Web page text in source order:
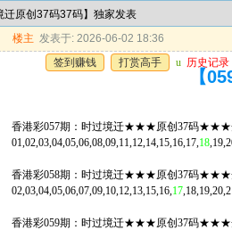
迁原创37码37码】独家发表
楼主 发表于: 2026-06-02 18:36
签到赚钱
打赏高手 u 历史记录
【
香港彩057期：时过境迁★★★原创37码★★★
01,02,03,04,05,06,08,09,11,12,14,15,16,17,18
香港彩058期：时过境迁★★★原创37码★★★
02,03,04,05,06,07,09,10,12,13,15,16,17
香港彩059期：时过境迁★★★原创37码★★★